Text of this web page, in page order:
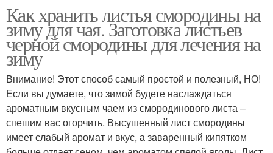
Как хранить листья смородины на
зиму для чая. Заготовка листьев
черной смородины для лечения на
зиму
Внимание! Этот способ самый простой и полезный, НО!
Если вы думаете, что зимой будете наслаждаться
ароматным вкусным чаем из смородинового листа –
спешим вас огорчить. Высушенный лист смородины
имеет слабый аромат и вкус, а заваренный кипятком